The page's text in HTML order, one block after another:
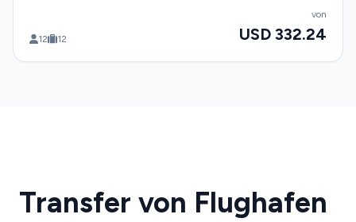
12 12
von
USD 332.24
Transfer von Flughafen